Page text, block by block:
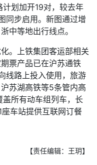
划加开19对，较去年
同步启用。新图通过增
中等地出行线点。
。上铁集团客运部相关
票产品已在沪苏通铁
线路上投入使用，旅游
苏湖高铁等5条管内高
所有动车组列车，长
车站提供互联网订餐
【责任编辑：王玥】